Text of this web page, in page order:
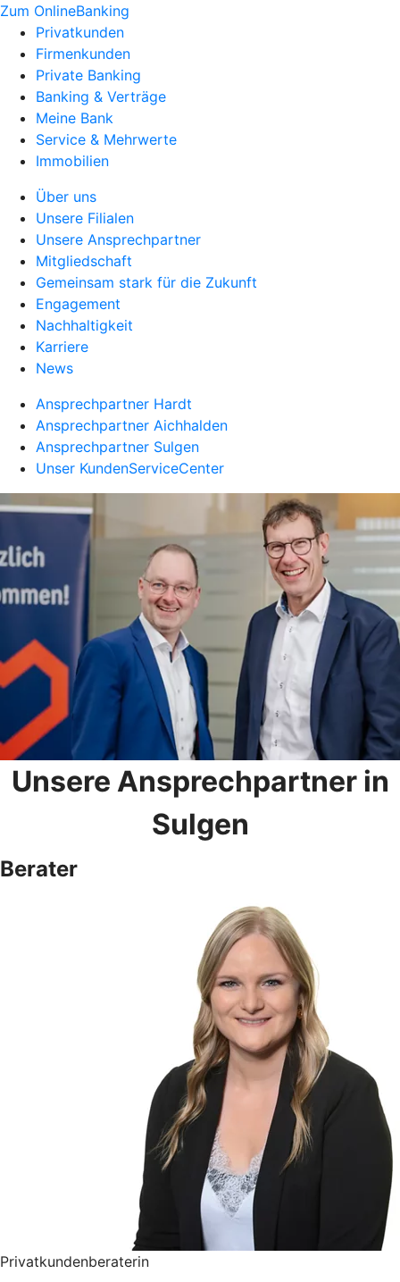
Zum OnlineBanking
Privatkunden
Firmenkunden
Private Banking
Banking & Verträge
Meine Bank
Service & Mehrwerte
Immobilien
Über uns
Unsere Filialen
Unsere Ansprechpartner
Mitgliedschaft
Gemeinsam stark für die Zukunft
Engagement
Nachhaltigkeit
Karriere
News
Ansprechpartner Hardt
Ansprechpartner Aichhalden
Ansprechpartner Sulgen
Unser KundenServiceCenter
Unsere Ansprechpartner in
Sulgen
Berater
Privatkundenberaterin